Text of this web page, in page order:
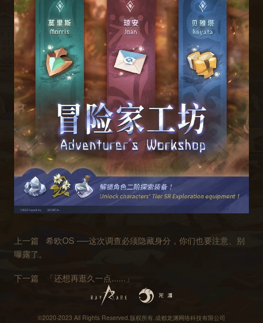
上一篇
希欧OS ──这次调查必须隐藏身分，你们也要注意、别
曝露了。
下一篇 「还想再逛久一点......」
©2020-2023 All Rights Reserved.版权所有.成都龙渊网络科技有限公司